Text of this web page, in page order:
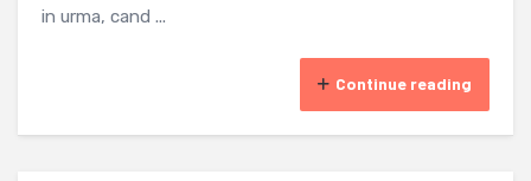
in urma, cand ...
Continue reading